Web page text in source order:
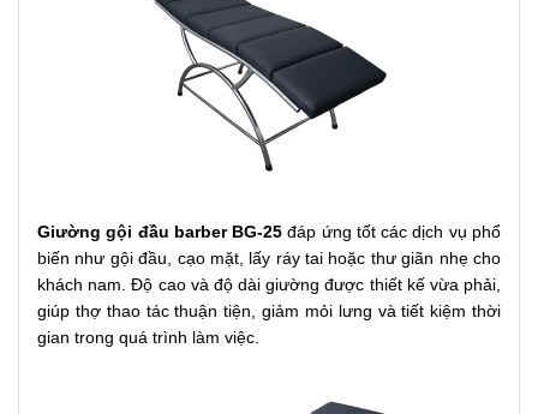
Giường gội đầu barber BG-25 đáp ứng tốt các dịch vụ phổ
biến như gội đầu, cạo mặt, lấy ráy tai hoặc thư giãn nhẹ cho
khách nam. Độ cao và độ dài giường được thiết kế vừa phải,
giúp thợ thao tác thuận tiện, giảm mỏi lưng và tiết kiệm thời
gian trong quá trình làm việc.